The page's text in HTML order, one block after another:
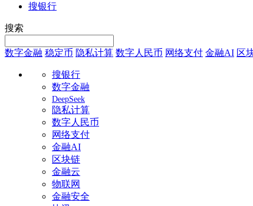
搜银行
搜索
数字金融 稳定币 隐私计算 数字人民币 网络支付 金融AI 区
搜银行
数字金融
DeepSeek
隐私计算
数字人民币
网络支付
金融AI
区块链
金融云
物联网
金融安全